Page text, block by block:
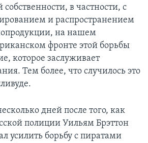
в частности, с
и распространением
на нашем
фронте этой борьбы
которое заслуживает
Тем более, что случилось это
дней после того, как
полиции Уильям Брэттон
усилить борьбу с пиратами